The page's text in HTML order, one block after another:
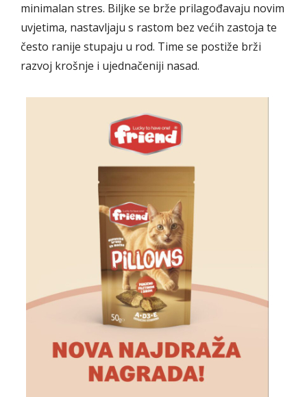
minimalan stres. Biljke se brže prilagođavaju novim
uvjetima, nastavljaju s rastom bez većih zastoja te
često ranije stupaju u rod. Time se postiže brži
razvoj krošnje i ujednačeniji nasad.